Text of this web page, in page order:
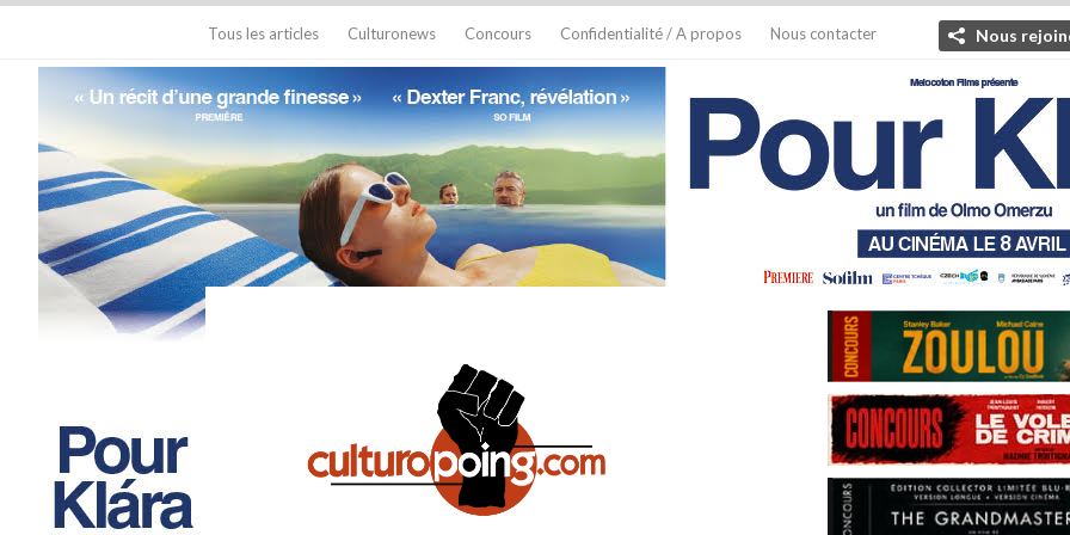
Tous les articles Culturonews Concours Confidentialité / A propos Nous contacter Nous